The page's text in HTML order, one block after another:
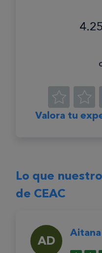
Valora tu
Lo que
de CEAC
AD